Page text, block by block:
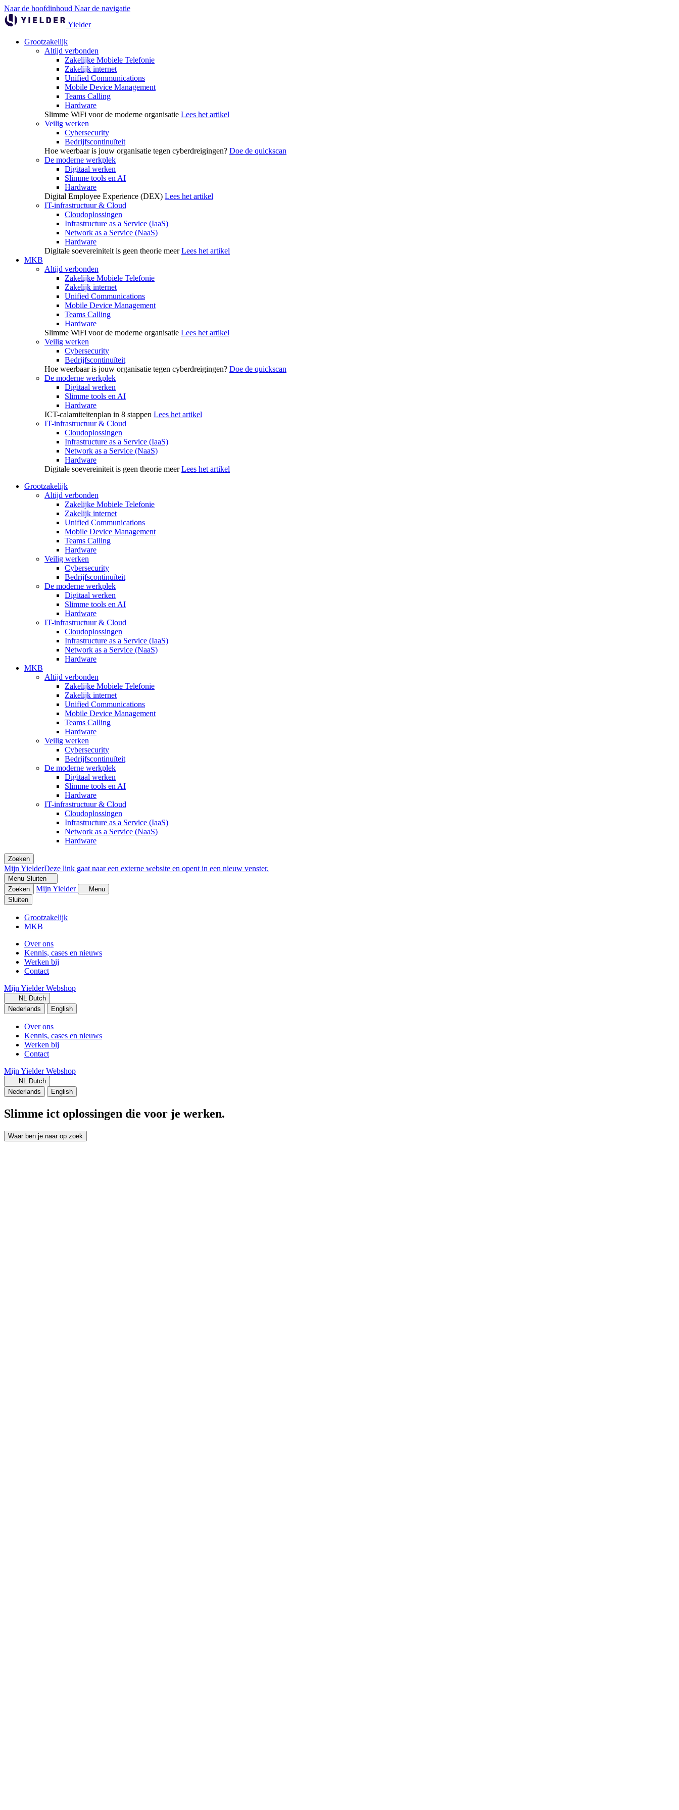
Naar de hoofdinhoud Naar de navigatie
Yielder
Grootzakelijk
Altijd verbonden
Zakelijke Mobiele Telefonie
Zakelijk internet
Unified Communications
Mobile Device Management
Teams Calling
Hardware
Slimme WiFi voor de moderne organisatie Lees het artikel
Veilig werken
Cybersecurity
Bedrijfscontinuïteit
Hoe weerbaar is jouw organisatie tegen cyberdreigingen? Doe de quickscan
De moderne werkplek
Digitaal werken
Slimme tools en AI
Hardware
Digital Employee Experience (DEX) Lees het artikel
IT-infrastructuur & Cloud
Cloudoplossingen
Infrastructure as a Service (IaaS)
Network as a Service (NaaS)
Hardware
Digitale soevereiniteit is geen theorie meer Lees het artikel
MKB
Altijd verbonden
Zakelijke Mobiele Telefonie
Zakelijk internet
Unified Communications
Mobile Device Management
Teams Calling
Hardware
Slimme WiFi voor de moderne organisatie Lees het artikel
Veilig werken
Cybersecurity
Bedrijfscontinuïteit
Hoe weerbaar is jouw organisatie tegen cyberdreigingen? Doe de quickscan
De moderne werkplek
Digitaal werken
Slimme tools en AI
Hardware
ICT-calamiteitenplan in 8 stappen Lees het artikel
IT-infrastructuur & Cloud
Cloudoplossingen
Infrastructure as a Service (IaaS)
Network as a Service (NaaS)
Hardware
Digitale soevereiniteit is geen theorie meer Lees het artikel
Grootzakelijk
Altijd verbonden
Zakelijke Mobiele Telefonie
Zakelijk internet
Unified Communications
Mobile Device Management
Teams Calling
Hardware
Veilig werken
Cybersecurity
Bedrijfscontinuïteit
De moderne werkplek
Digitaal werken
Slimme tools en AI
Hardware
IT-infrastructuur & Cloud
Cloudoplossingen
Infrastructure as a Service (IaaS)
Network as a Service (NaaS)
Hardware
MKB
Altijd verbonden
Zakelijke Mobiele Telefonie
Zakelijk internet
Unified Communications
Mobile Device Management
Teams Calling
Hardware
Veilig werken
Cybersecurity
Bedrijfscontinuïteit
De moderne werkplek
Digitaal werken
Slimme tools en AI
Hardware
IT-infrastructuur & Cloud
Cloudoplossingen
Infrastructure as a Service (IaaS)
Network as a Service (NaaS)
Hardware
Zoeken
Mijn YielderDeze link gaat naar een externe website en opent in een nieuw venster.
Menu Sluiten
Zoeken
Mijn Yielder
Menu
Sluiten
Grootzakelijk
MKB
Over ons
Kennis, cases en nieuws
Werken bij
Contact
Mijn Yielder Webshop
NL Dutch
Nederlands
English
Over ons
Kennis, cases en nieuws
Werken bij
Contact
Mijn Yielder Webshop
NL Dutch
Nederlands
English
Slimme ict oplossingen die voor je werken.
Waar ben je naar op zoek